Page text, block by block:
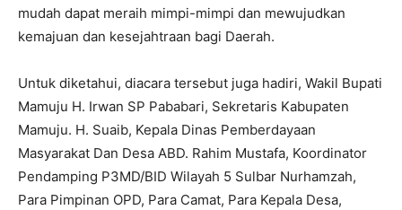
mudah dapat meraih mimpi-mimpi dan mewujudkan
kemajuan dan kesejahtraan bagi Daerah.
Untuk diketahui, diacara tersebut juga hadiri, Wakil Bupati
Mamuju H. Irwan SP Pababari, Sekretaris Kabupaten
Mamuju. H. Suaib, Kepala Dinas Pemberdayaan
Masyarakat Dan Desa ABD. Rahim Mustafa, Koordinator
Pendamping P3MD/BID Wilayah 5 Sulbar Nurhamzah,
Para Pimpinan OPD, Para Camat, Para Kepala Desa,